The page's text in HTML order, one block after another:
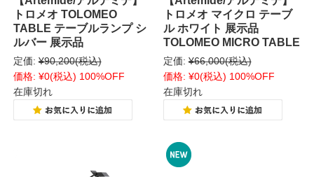
トロメオ TOLOMEO
TABLE テーブルランプ シ
ルバー 展示品
定価: ¥90,200(税込)
価格: ¥0(税込) 100%OFF
在庫切れ
トロメオ マイクロ テーブ
ル ホワイト 展示品
TOLOMEO MICRO TABLE
定価: ¥66,000(税込)
価格: ¥0(税込) 100%OFF
在庫切れ